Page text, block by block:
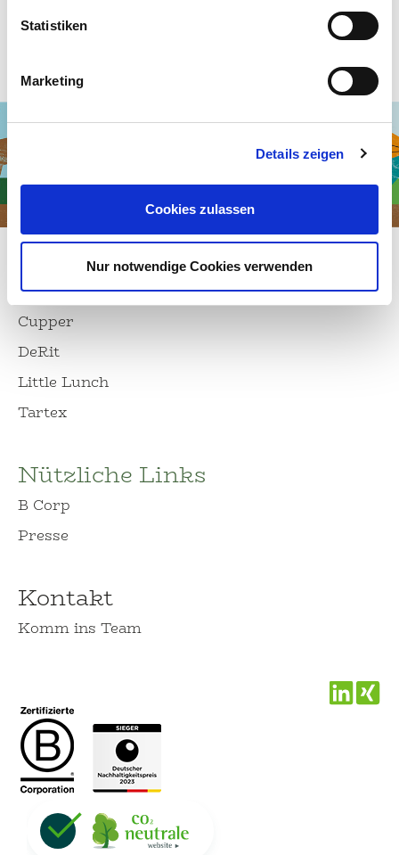
Statistiken
Marketing
Details zeigen
Cookies zulassen
Nur notwendige Cookies verwenden
Unsere Marken
Allos
Cupper
DeRit
Little Lunch
Tartex
Nützliche Links
B Corp
Presse
Kontakt
Komm ins Team